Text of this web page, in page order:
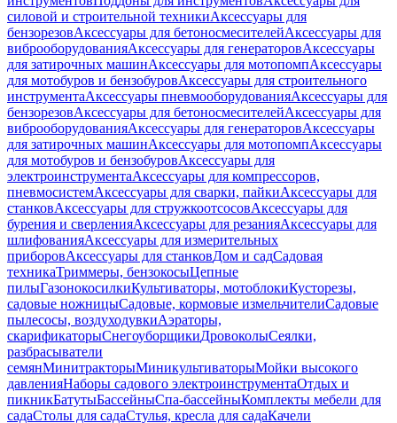
силовой и строительной техникиАксессуары для
бензорезовАксессуары для бетоносмесителейАксессуары для
виброоборудованияАксессуары для генераторовАксессуары
для затирочных машинАксессуары для мотопомпАксессуары
для мотобуров и бензобуровАксессуары для строительного
инструментаАксессуары пневмооборудованияАксессуары для
бензорезовАксессуары для бетоносмесителейАксессуары для
виброоборудованияАксессуары для генераторовАксессуары
для затирочных машинАксессуары для мотопомпАксессуары
для мотобуров и бензобуровАксессуары для
электроинструментаАксессуары для компрессоров,
пневмосистемАксессуары для сварки, пайкиАксессуары для
станковАксессуары для стружкоотсосовАксессуары для
бурения и сверленияАксессуары для резанияАксессуары для
шлифованияАксессуары для измерительных
приборовАксессуары для станковДом и садСадовая
техникаТриммеры, бензокосыЦепные
пилыГазонокосилкиКультиваторы, мотоблокиКусторезы,
садовые ножницыСадовые, кормовые измельчителиСадовые
пылесосы, воздуходувкиАэраторы,
скарификаторыСнегоуборщикиДровоколыСеялки,
разбрасыватели
семянМинитракторыМиникультиваторыМойки высокого
давленияНаборы садового электроинструментаОтдых и
пикникБатутыБассейныСпа-бассейныКомплекты мебели для
садаСтолы для садаСтулья, кресла для садаКачели